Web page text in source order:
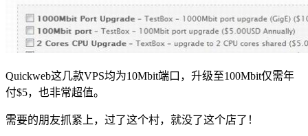
Quickweb这几款VPS均为10Mbit端口，升级至100Mbit仅需年
付$5，也非常超值。
需要的朋友抓紧上，过了这个村，就没了这个店了！